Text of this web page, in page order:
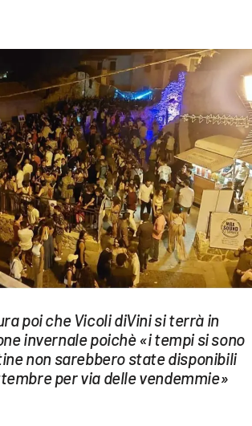
poi che Vicoli diVini si terrà in
invernale poichè «i tempi si sono
non sarebbero state disponibili
per via delle vendemmie»